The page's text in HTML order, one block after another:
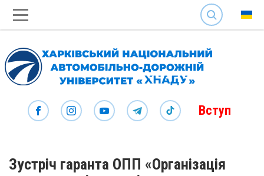
SEARCH
Вступ
Зустріч гаранта ОПП «Організація